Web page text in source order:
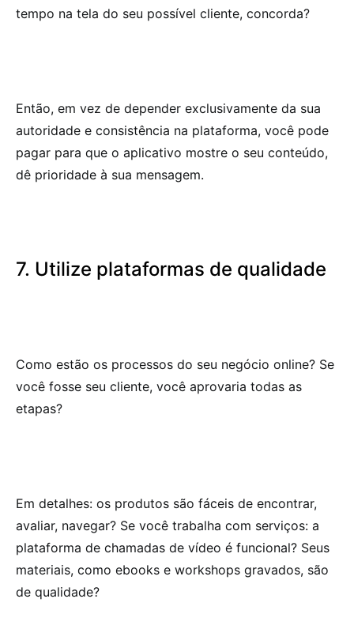
tempo na tela do seu possível cliente, concorda?
Então, em vez de depender exclusivamente da sua
autoridade e consistência na plataforma, você pode
pagar para que o aplicativo mostre o seu conteúdo,
dê prioridade à sua mensagem.
7. Utilize plataformas de qualidade
Como estão os processos do seu negócio online? Se
você fosse seu cliente, você aprovaria todas as
etapas?
Em detalhes: os produtos são fáceis de encontrar,
avaliar, navegar? Se você trabalha com serviços: a
plataforma de chamadas de vídeo é funcional? Seus
materiais, como ebooks e workshops gravados, são
de qualidade?